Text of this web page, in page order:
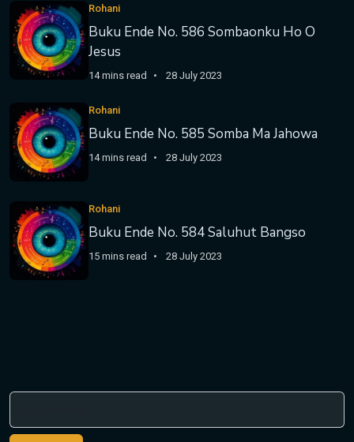
Rohani
Buku Ende No. 586 Sombaonku Ho O
Jesus
14 mins read 28 July 2023
Rohani
Buku Ende No. 585 Somba Ma Jahowa
14 mins read 28 July 2023
Rohani
Buku Ende No. 584 Saluhut Bangso
15 mins read 28 July 2023